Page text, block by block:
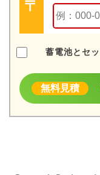
蓄電池とセ
無料見積